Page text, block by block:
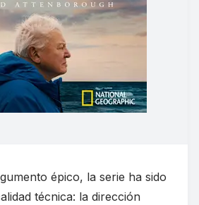
épico, la serie ha sido
técnica: la dirección